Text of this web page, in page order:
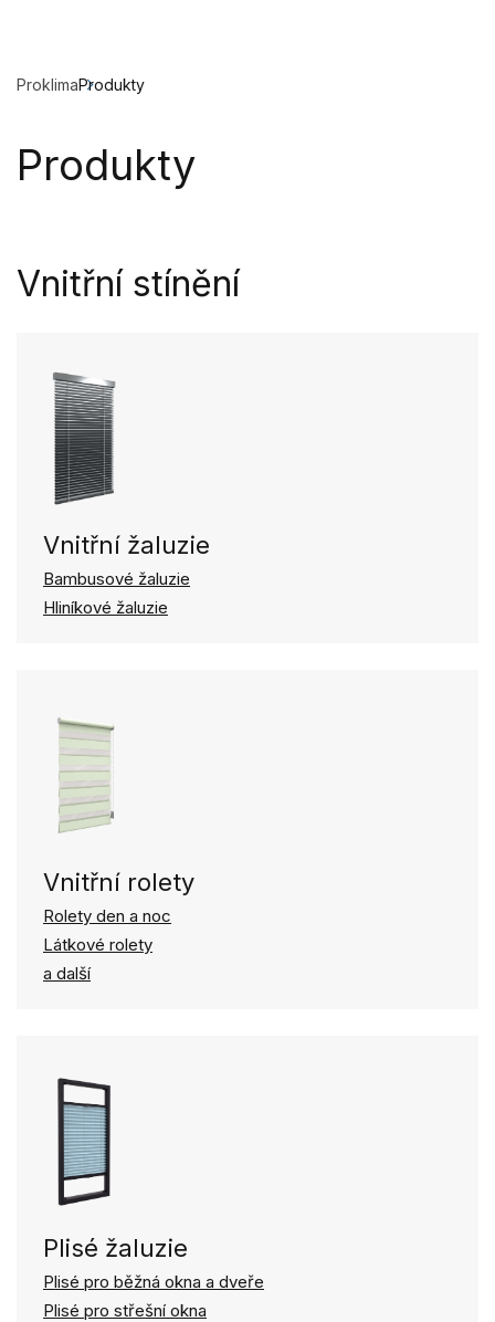
ProklimaProdukty
Produkty
Vnitřní stínění
Vnitřní žaluzie
Bambusové žaluzie
Hliníkové žaluzie
Vnitřní rolety
Rolety den a noc
Látkové rolety
a další
Plisé žaluzie
Plisé pro běžná okna a dveře
Plisé pro střešní okna